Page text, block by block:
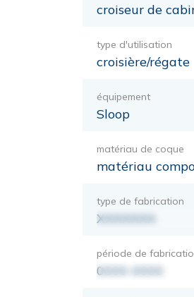
croiseur de
type d'utilisation
croisière/régate
équipement
Sloop
matériau de coque
matériau
type de fabrication
XXXXXXX
période de
0000-0000